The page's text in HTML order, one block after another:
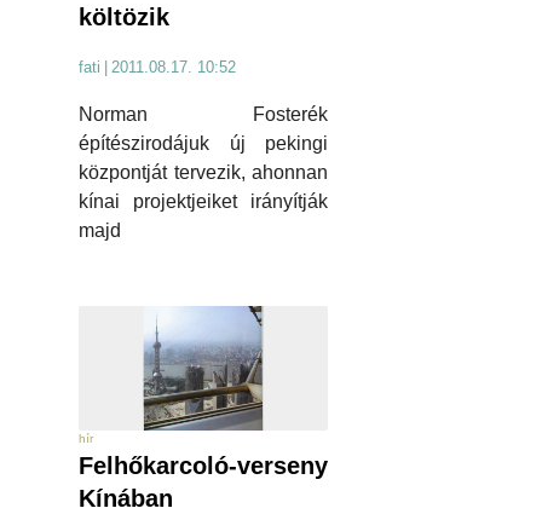
költözik
fati 2011.08.17. 10:52
Norman Fosterék
építészirodájuk új pekingi
központját tervezik, ahonnan
kínai projektjeiket irányítják
majd
hír
Felhőkarcoló-verseny
Kínában